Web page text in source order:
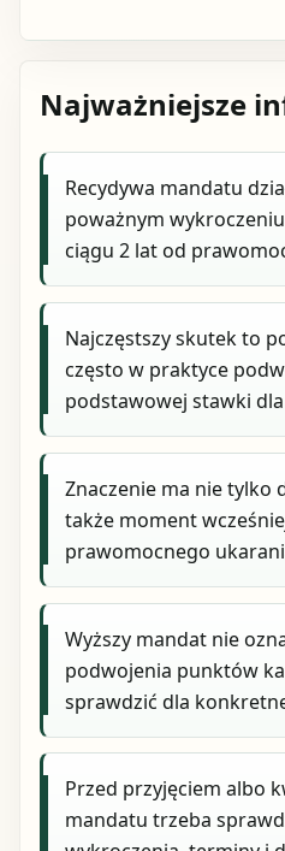
Najważniejsze
Recydywa mandatu
poważnym
ciągu 2 lat od
Najczęstszy skutek to
często w praktyce
podstawowej stawki
Znaczenie ma nie tylko
także moment
prawomocnego
Wyższy mandat nie
podwojenia punktów
sprawdzić dla
Przed przyjęciem albo
mandatu trzeba